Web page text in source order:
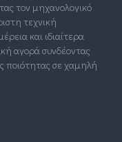
τον μηχανολογικό
τεχνική
και ιδιαίτερα
αγορά συνδέοντας
ποιότητας σε χαμηλή